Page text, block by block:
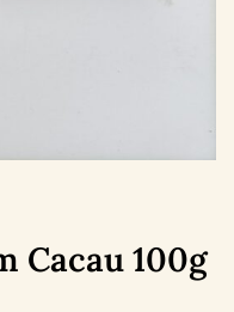
Cacau 100g